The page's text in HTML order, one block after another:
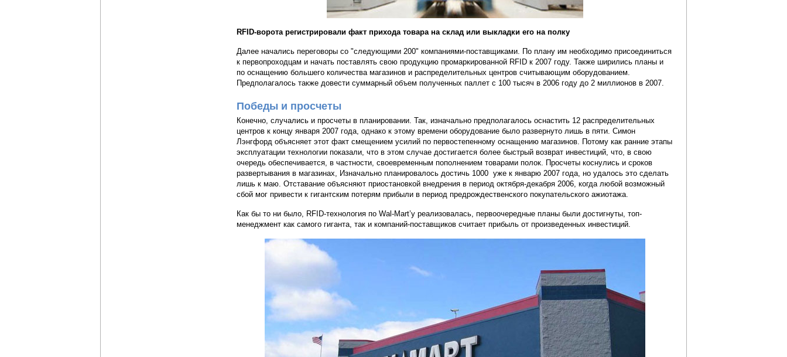
RFID-ворота регистрировали факт прихода товара на склад или выкладки его на полку
Далее начались переговоры со "следующими 200" компаниями-поставщиками. По плану им необходимо присоединиться
к первопроходцам и начать поставлять свою продукцию промаркированной RFID к 2007 году. Также ширились планы и
по оснащению большего количества магазинов и распределительных центров считывающим оборудованием.
Предполагалось также довести суммарный объем полученных паллет с 100 тысяч в 2006 году до 2 миллионов в 2007.
Победы и просчеты
Конечно, случались и просчеты в планировании. Так, изначально предполагалось оснастить 12 распределительных
центров к концу января 2007 года, однако к этому времени оборудование было развернуто лишь в пяти. Симон
Лэнгфорд объясняет этот факт смещением усилий по первостепенному оснащению магазинов. Потому как ранние этапы
эксплуатации технологии показали, что в этом случае достигается более быстрый возврат инвестиций, что, в свою
очередь обеспечивается, в частности, своевременным пополнением товарами полок. Просчеты коснулись и сроков
развертывания в магазинах, Изначально планировалось достичь 1000 уже к январю 2007 года, но удалось это сделать
лишь к маю. Отставание объясняют приостановкой внедрения в период октября-декабря 2006, когда любой возможный
сбой мог привести к гигантским потерям прибыли в период предрождественского покупательского ажиотажа.
Как бы то ни было, RFID-технология по Wal-Mart’у реализовалась, первоочередные планы были достигнуты, топ-
менеджмент как самого гиганта, так и компаний-поставщиков считает прибыль от произведенных инвестиций.